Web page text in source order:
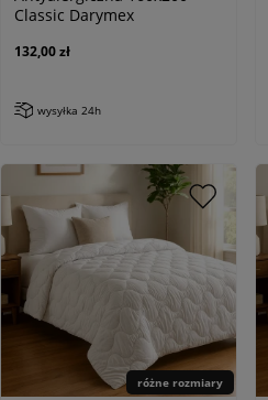
Classic Darymex
132,00 zł
wysyłka 24h
różne rozmiary